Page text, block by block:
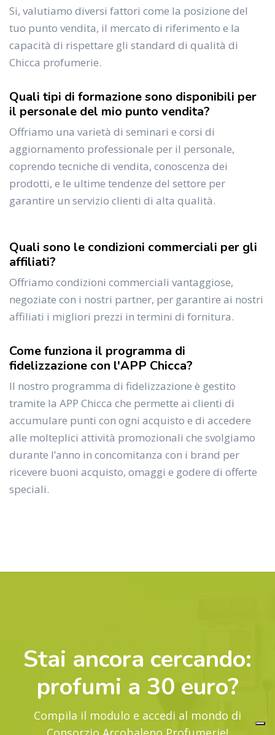
Si, valutiamo diversi fattori come la posizione del
tuo punto vendita, il mercato di riferimento e la
capacità di rispettare gli standard di qualità di
Chicca profumerie.
Quali tipi di formazione sono disponibili per
il personale del mio punto vendita?
Offriamo una varietà di seminari e corsi di
aggiornamento professionale per il personale,
coprendo tecniche di vendita, conoscenza dei
prodotti, e le ultime tendenze del settore per
garantire un servizio clienti di alta qualità.
Quali sono le condizioni commerciali per gli
affiliati?
Offriamo condizioni commerciali vantaggiose,
negoziate con i nostri partner, per garantire ai nostri
affiliati i migliori prezzi in termini di fornitura.
Come funziona il programma di
fidelizzazione con l'APP Chicca?
Il nostro programma di fidelizzazione è gestito
tramite la APP Chicca che permette ai clienti di
accumulare punti con ogni acquisto e di accedere
alle molteplici attività promozionali che svolgiamo
durante l’anno in concomitanza con i brand per
ricevere buoni acquisto, omaggi e godere di offerte
speciali.
Stai ancora cercando:
profumi a 30 euro?
Compila il modulo e accedi al mondo di